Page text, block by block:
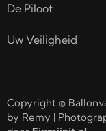
De Piloot
Uw Veiligheid
Copyright ©
by Remy |